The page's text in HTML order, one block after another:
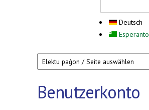
Deutsch
Esperanto
Benutzerkonto